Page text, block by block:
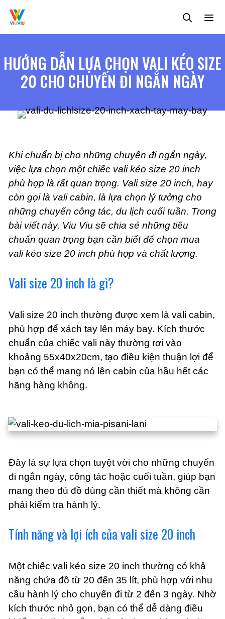
đến
nội
HƯỚNG DẪN LỰA CHỌN VALI KÉO SIZE
20 CHO CHUYẾN ĐI NGẮN NGÀY
Khi chuẩn bị cho những chuyến đi ngắn ngày,
việc lựa chọn một chiếc vali kéo size 20 inch
phù hợp là rất quan trọng. Vali size 20 inch, hay
còn gọi là vali cabin, là lựa chọn lý tưởng cho
những chuyến công tác, du lịch cuối tuần. Trong
bài viết này, Viu Viu sẽ chia sẻ những tiêu
chuẩn quan trọng bạn cần biết để chọn mua
vali kéo size 20 inch phù hợp và chất lượng.
Vali size 20 inch là gì?
Vali size 20 inch thường được xem là vali cabin,
phù hợp để xách tay lên máy bay. Kích thước
chuẩn của chiếc vali này thường rơi vào
khoảng 55x40x20cm, tạo điều kiện thuận lợi để
bạn có thể mang nó lên cabin của hầu hết các
hãng hàng không.
Đây là sự lựa chọn tuyệt vời cho những chuyến
đi ngắn ngày, công tác hoặc cuối tuần, giúp bạn
mang theo đủ đồ dùng cần thiết mà không cần
phải kiểm tra hành lý.
Tính năng và lợi ích của vali size 20 inch
Một chiếc vali kéo size 20 inch thường có khả
năng chứa đồ từ 20 đến 35 lít, phù hợp với nhu
cầu hành lý cho chuyến đi từ 2 đến 3 ngày. Nhờ
kích thước nhỏ gọn, bạn có thể dễ dàng điều